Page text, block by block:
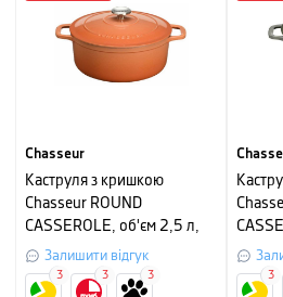
Chasseur
Каструля з кришкою
Chasseur ROUND
CASSEROLE, об'єм 2,5 л,
діаметр 20 см,
мандариновий
Залишити відгук
3 3 3 3